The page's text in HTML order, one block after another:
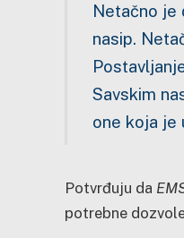
Netačno je
nasip.
Savskim
one koja je
Potvrđuju da
potrebne